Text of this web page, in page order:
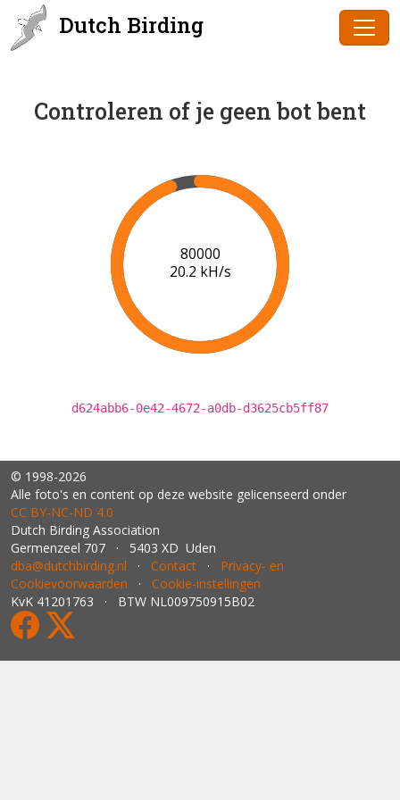
Dutch Birding
Controleren of je geen bot bent
83000
20.0 kH/s
d624abb6-0e42-4672-a0db-d3625cb5ff87
© 1998-2026
Alle foto's en content op deze website gelicenseerd onder
CC BY‑NC‑ND 4.0
Dutch Birding Association
Germenzeel 707 · 5403 XD Uden
dba@dutchbirding.nl · Contact · Privacy- en
Cookievoorwaarden · Cookie-instellingen
KvK 41201763 · BTW NL009750915B02